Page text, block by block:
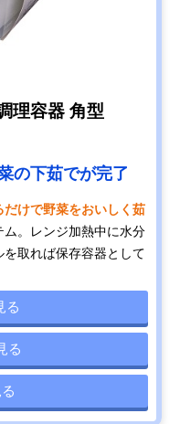
理容器 角型
の下茹でが完了
だけで野菜をおいしく茹
ム。レンジ加熱中に水分
取れば保存容器として
る
る